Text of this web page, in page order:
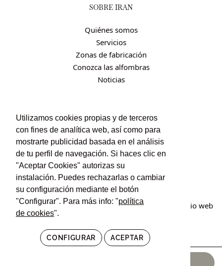
SOBRE IRÁN
Quiénes somos
Servicios
Zonas de fabricación
Conozca las alfombras
Noticias
Contacto
Política de privacidad
Política de cookies
Condiciones de uso y contratación
© Irán Alfombras. Todos los derechos reservados. Sitio web
Utilizamos cookies propias y de terceros
con fines de analítica web, así como para
mostrarte publicidad basada en el análisis
de tu perfil de navegación. Si haces clic en
"Aceptar Cookies" autorizas su
instalación. Puedes rechazarlas o cambiar
su configuración mediante el botón
"Configurar". Para más info: "política
de cookies".
CONFIGURAR ACEPTAR